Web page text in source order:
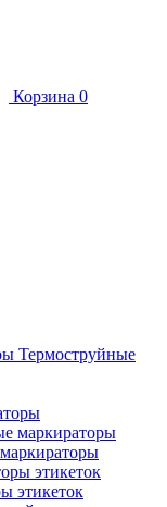
Корзина 0
Термоструйные
этикеток